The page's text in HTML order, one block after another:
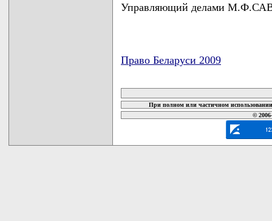
Управляющий делами
Право Беларуси 2009
При полном или частичном
©